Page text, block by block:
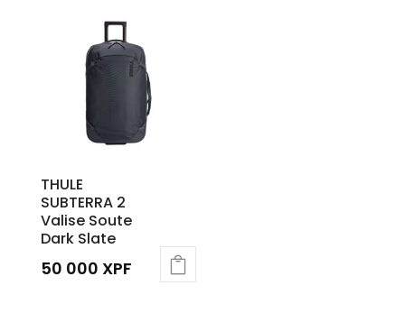
THULE
SUBTERRA 2
Valise Soute
Dark Slate
50 000 XPF